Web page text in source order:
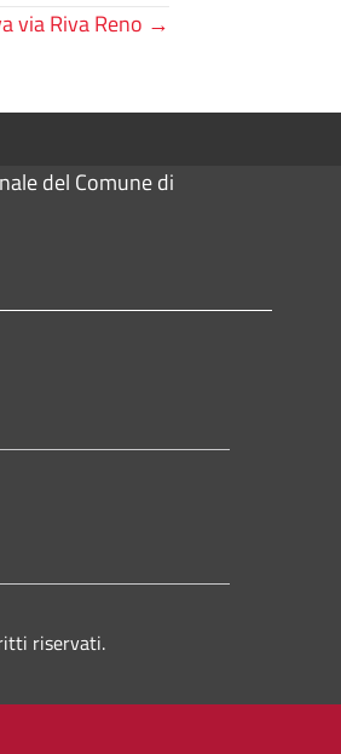
via Riva Reno →
del Comune di
riservati.